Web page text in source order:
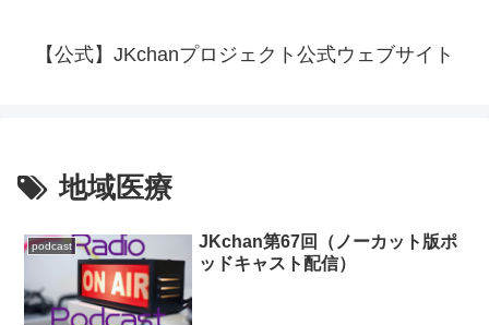
【公式】JKchanプロジェクト公式ウェブサイト
地域医療
podcast
JKchan第67回（ノーカット版ポ
ッドキャスト配信）